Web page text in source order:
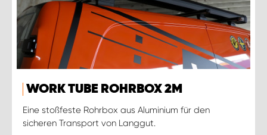
WORK TUBE ROHRBOX 2M
Eine stoßfeste Rohrbox aus Aluminium für den
sicheren Transport von Langgut.